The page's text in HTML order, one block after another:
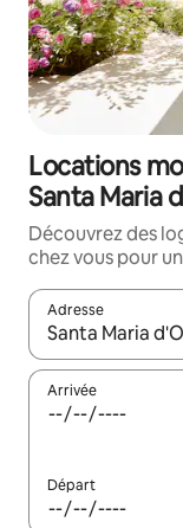
Locations
Santa Maria
Découvrez des
chez vous pour
Adresse
Lorsque les
Arrivée
Départ